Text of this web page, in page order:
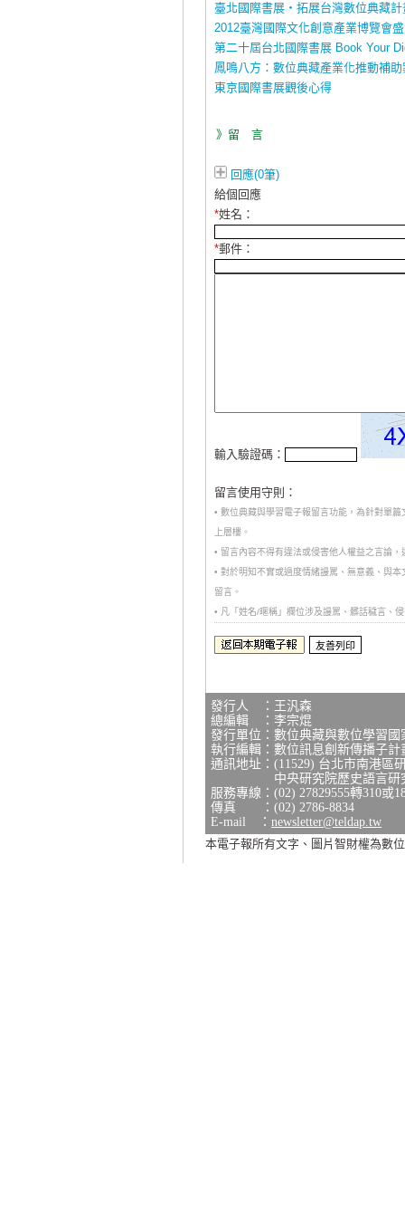
臺北國際書展‧拓展台灣數位典藏計
2012臺灣國際文化創意產業博覽會
第二十屆台北國際書展 Book Your
鳳鳴八方：數位典藏產業化推動補
東京國際書展觀後心得
》留 言
回應(0筆)
給個回應
*姓名：
*郵件：
輸入驗證碼：
留言使用守則：
• 數位典藏與學習電子報留言功能，為針對單
上層樓。
• 留言內容不得有違法或侵害他人權益之言論
• 對於明知不實或過度情緒謾罵、無意義、與
留言。
• 凡「姓名/暱稱」欄位涉及謾罵、髒話穢言、
發行人 ：王汎森
總編輯 ：李宗焜
發行單位：數位典藏與數位學習
執行編輯：數位訊息創新傳播子計
通訊地址：(11529) 台北市南港區
中央研究院歷史語言研究
服務專線：(02) 27829555轉310或
傳真 ：(02) 2786-8834
E-mail ： newsletter@teldap.tw
本電子報所有文字、圖片智財權為數